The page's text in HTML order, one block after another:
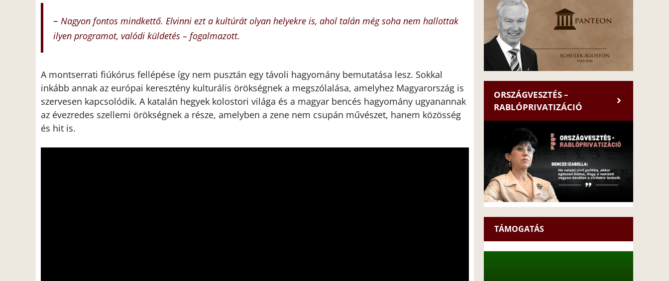
– Nagyon fontos mindkettő. Elvinni ezt a kultúrát olyan helyekre is, ahol talán még soha nem hallottak
ilyen programot, valódi küldetés – fogalmazott.
A montserrati fiúkórus fellépése így nem pusztán egy távoli hagyomány bemutatása lesz. Sokkal
inkább annak az európai keresztény kulturális örökségnek a megszólalása, amelyhez Magyarország is
szervesen kapcsolódik. A katalán hegyek kolostori világa és a magyar bencés hagyomány ugyanannak
az évezredes szellemi örökségnek a része, amelyben a zene nem csupán művészet, hanem közösség
és hit is.
ORSZÁGVESZTÉS –
RABLÓPRIVATIZÁCIÓ
TÁMOGATÁS